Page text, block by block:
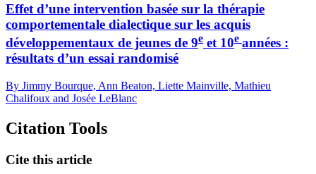
Effet d’une intervention basée sur la thérapie
comportementale dialectique sur les acquis
développementaux de jeunes de 9e et 10e années :
résultats d’un essai randomisé
By Jimmy Bourque, Ann Beaton, Liette Mainville, Mathieu
Chalifoux and Josée LeBlanc
Citation Tools
Cite this article